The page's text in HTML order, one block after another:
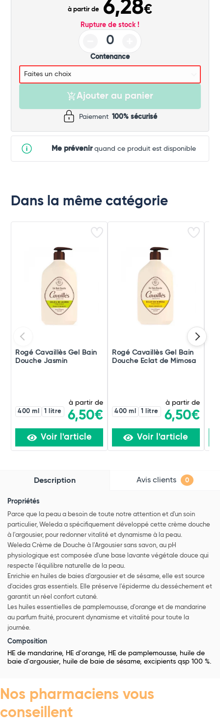
à partir de 6,28€
Rupture de stock !
Contenance
Ajouter au panier
Paiement 100% sécurisé
Me prévenirquand ce produit est disponible
Dans la même catégorie
Rogé Cavaillès Gel Bain
Douche Jasmin
400 ml 1 litre
à partir de
6,50€
Voir l'article
Rogé Cavaillès Gel Bain
Douche Eclat de Mimosa
400 ml 1 litre
à partir de
6,50€
Voir l'article
Description Avis clients 0
Propriétés
Parce que la peau a besoin de toute notre attention et d'un soin
particulier, Weleda a spécifiquement développé cette crème douche
à l'argousier, pour redonner vitalité et dynamisme à la peau.
Weleda Crème de Douche à l'Argousier sans savon, au pH
physiologique est composée d'une base lavante végétale douce qui
respecte l'équilibre naturelle de la peau.
Enrichie en huiles de baies d'argousier et de sésame, elle est source
d'acides gras essentiels. Elle préserve l'épiderme du desséchement et
garantit un réel confort cutané.
Les huiles essentielles de pamplemousse, d'orange et de mandarine
au parfum fruité, procurent dynamisme et vitalité pour toute la
journée.
Composition
HE de mandarine, HE d'orange, HE de pamplemousse, huile de
baie d'argousier, huile de baie de sésame, excipients qsp 100 %.
Nos pharmaciens vous
conseillent